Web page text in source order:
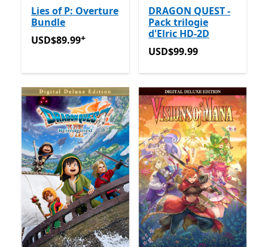
Lies of P: Overture
Bundle
USD$89.99Avec des achats dans l’application
USD$89.99+
DRAGON QUEST -
Pack trilogie
d'Elric HD-2D
USD$99.99
USD$99.99